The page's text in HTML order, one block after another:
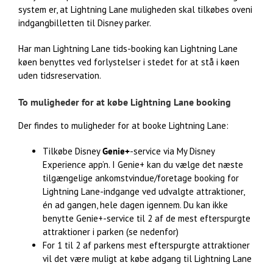
system er, at Lightning Lane muligheden skal tilkøbes oveni
indgangbilletten til Disney parker.
Har man Lightning Lane tids-booking kan Lightning Lane
køen benyttes ved forlystelser i stedet for at stå i køen
uden tidsreservation.
To muligheder for at købe Lightning Lane booking
Der findes to muligheder for at booke Lightning Lane:
Tilkøbe DisneyGenie+-service via My Disney
Experience app’n. I Genie+ kan du vælge det næste
tilgængelige ankomstvindue/foretage booking for
Lightning Lane-indgange ved udvalgte attraktioner,
én ad gangen, hele dagen igennem. Du kan ikke
benytte Genie+-service til 2 af de mest efterspurgte
attraktioner i parken (se nedenfor)
For 1 til 2 af parkens mest efterspurgte attraktioner
vil det være muligt at købe adgang til Lightning Lane